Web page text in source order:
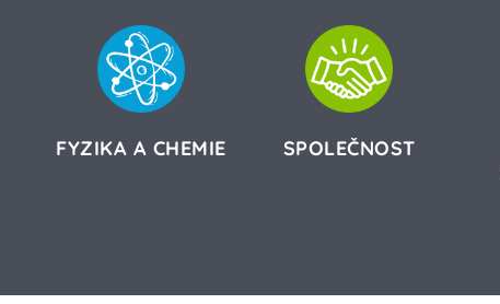
FYZIKA A CHEMIE SPOLEČNOST